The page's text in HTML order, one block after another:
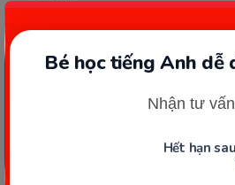
Bé học tiếng Anh dễ
Nhận tư
Hết hạn sau